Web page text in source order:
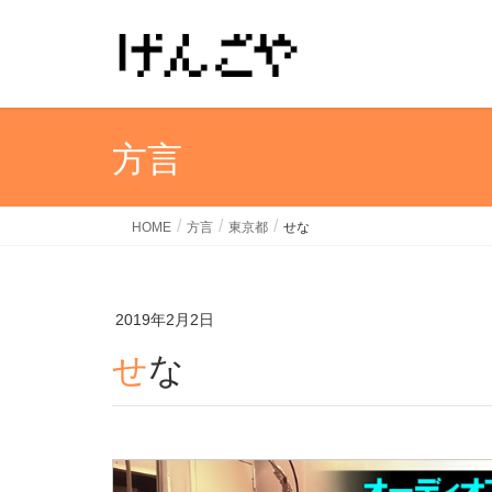
方言
HOME 方言 東京都 せな
2019年2月2日
せな